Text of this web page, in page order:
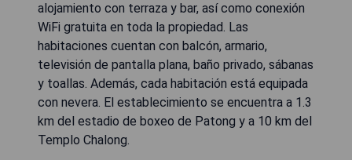
alojamiento con terraza y bar, así como conexión
WiFi gratuita en toda la propiedad. Las
habitaciones cuentan con balcón, armario,
televisión de pantalla plana, baño privado, sábanas
y toallas. Además, cada habitación está equipada
con nevera. El establecimiento se encuentra a 1.3
km del estadio de boxeo de Patong y a 10 km del
Templo Chalong.